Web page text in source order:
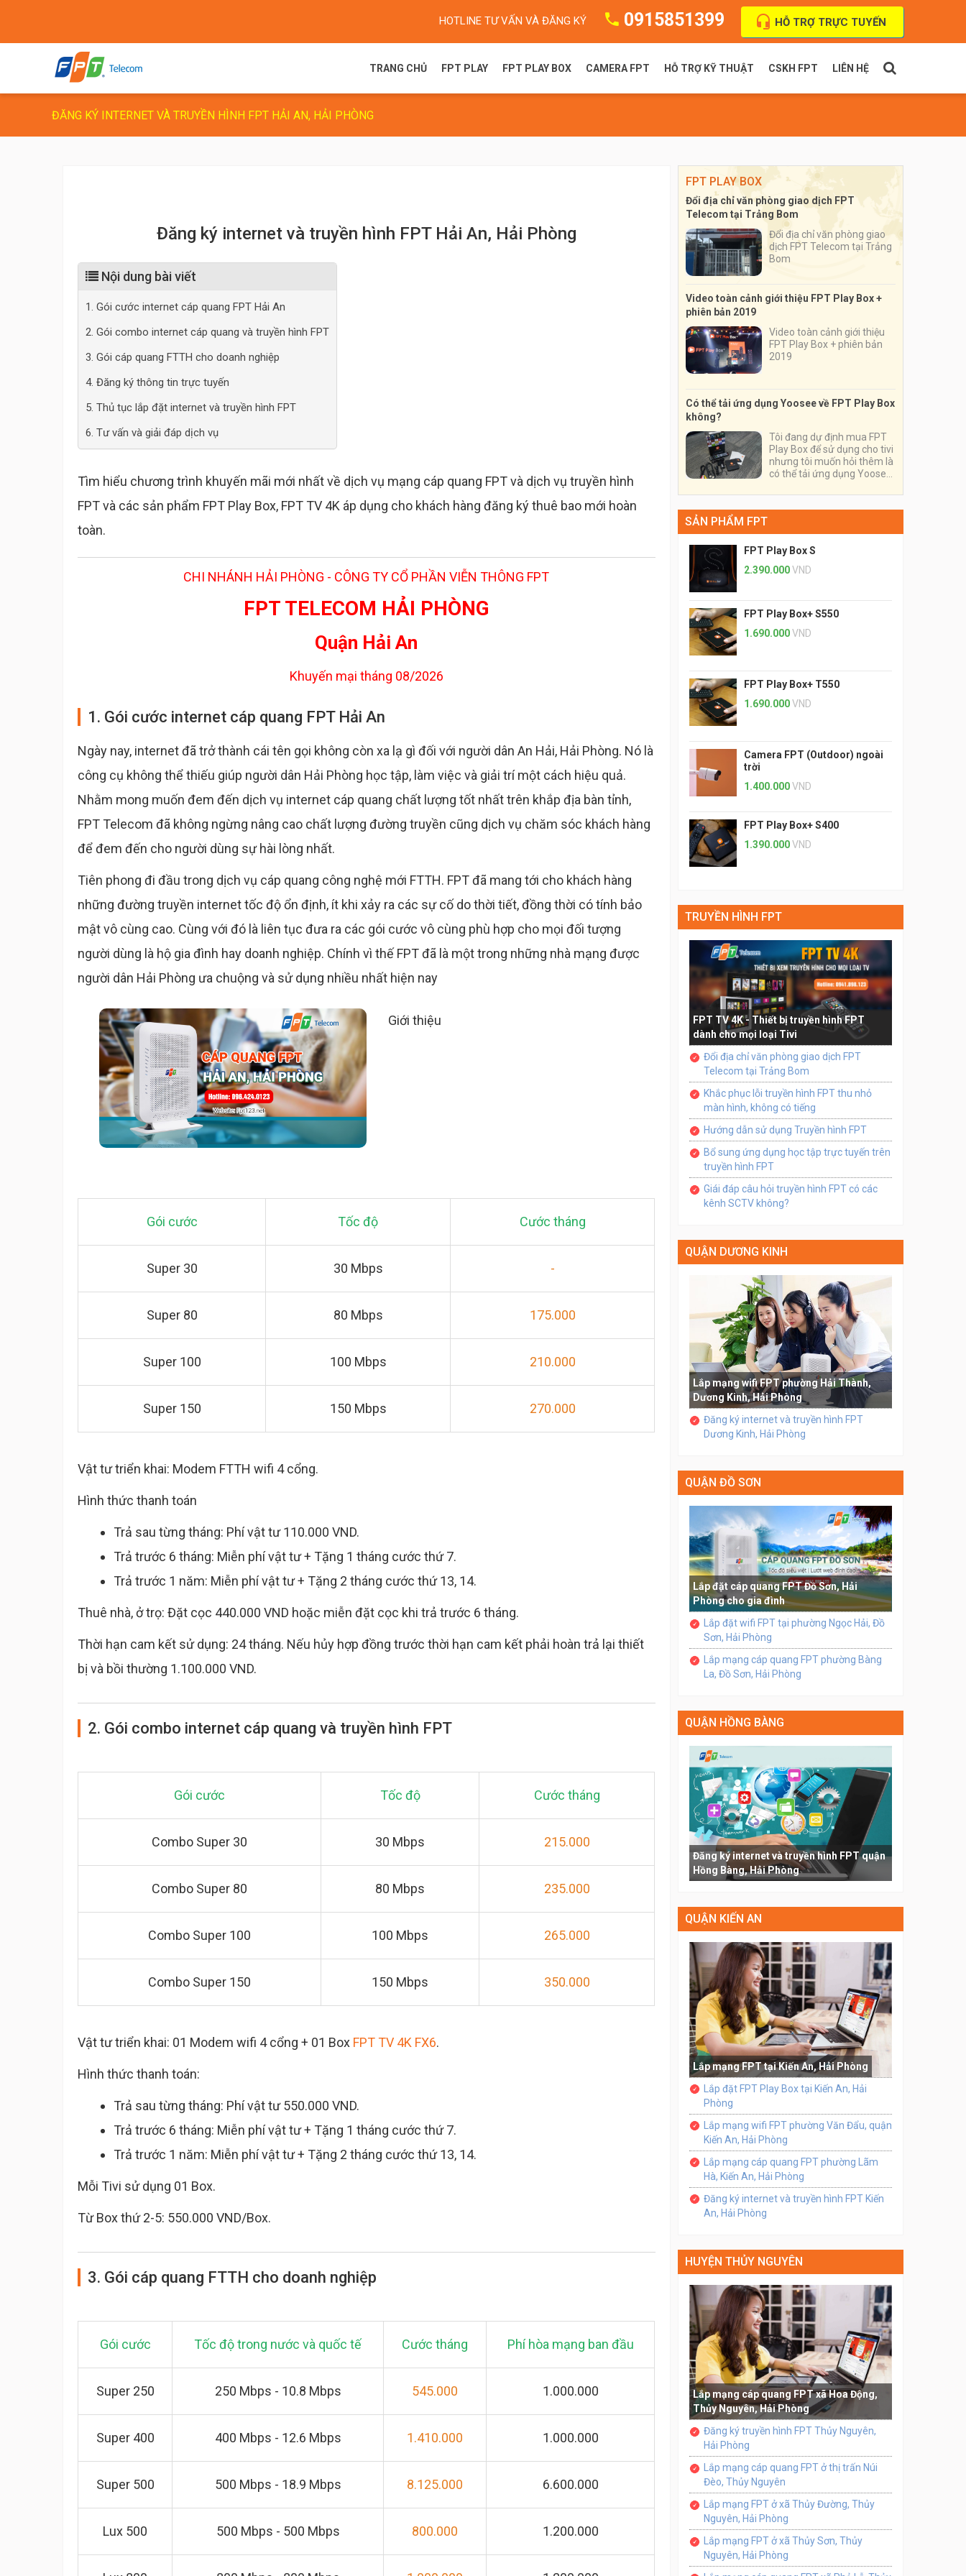
HOTLINE TƯ VẤN VÀ ĐĂNG KÝ 0915851399 HỖ TRỢ TRỰC TUYẾN
TRANG CHỦ FPT PLAY FPT PLAY BOX CAMERA FPT HỖ TRỢ KỸ THUẬT CSKH FPT LIÊN HỆ
ĐĂNG KÝ INTERNET VÀ TRUYỀN HÌNH FPT HẢI AN, HẢI PHÒNG
Đăng ký internet và truyền hình FPT Hải An, Hải Phòng
Nội dung bài viết
1. Gói cước internet cáp quang FPT Hải An
2. Gói combo internet cáp quang và truyền hình FPT
3. Gói cáp quang FTTH cho doanh nghiệp
4. Đăng ký thông tin trực tuyến
5. Thủ tục lắp đặt internet và truyền hình FPT
6. Tư vấn và giải đáp dịch vụ
Tìm hiểu chương trình khuyến mãi mới nhất về dịch vụ mạng cáp quang FPT và dịch vụ truyền hình
FPT và các sản phẩm FPT Play Box, FPT TV 4K áp dụng cho khách hàng đăng ký thuê bao mới hoàn
toàn.
CHI NHÁNH HẢI PHÒNG - CÔNG TY CỔ PHẦN VIỄN THÔNG FPT
FPT TELECOM HẢI PHÒNG
Quận Hải An
Khuyến mại tháng 08/2026
1. Gói cước internet cáp quang FPT Hải An
Ngày nay, internet đã trở thành cái tên gọi không còn xa lạ gì đối với người dân An Hải, Hải Phòng. Nó là
công cụ không thể thiếu giúp người dân Hải Phòng học tập, làm việc và giải trí một cách hiệu quả.
Nhằm mong muốn đem đến dịch vụ internet cáp quang chất lượng tốt nhất trên khắp địa bàn tỉnh,
FPT Telecom đã không ngừng nâng cao chất lượng đường truyền cũng dịch vụ chăm sóc khách hàng
để đem đến cho người dùng sự hài lòng nhất.
Tiên phong đi đầu trong dịch vụ cáp quang công nghệ mới FTTH. FPT đã mang tới cho khách hàng
những đường truyền internet tốc độ ổn định, ít khi xảy ra các sự cố do thời tiết, đồng thời có tính bảo
mật vô cùng cao. Cùng với đó là liên tục đưa ra các gói cước vô cùng phù hợp cho mọi đối tượng
người dùng là hộ gia đình hay doanh nghiệp. Chính vì thế FPT đã là một trong những nhà mạng được
người dân Hải Phòng ưa chuộng và sử dụng nhiều nhất hiện nay
Giới thiệu
Gói cước Tốc độ Cước tháng
Super 30 30 Mbps -
Super 80 80 Mbps 175.000
Super 100 100 Mbps 210.000
Super 150 150 Mbps 270.000
Vật tư triển khai: Modem FTTH wifi 4 cổng.
Hình thức thanh toán
Trả sau từng tháng: Phí vật tư 110.000 VND.
Trả trước 6 tháng: Miễn phí vật tư + Tặng 1 tháng cước thứ 7.
Trả trước 1 năm: Miễn phí vật tư + Tặng 2 tháng cước thứ 13, 14.
Thuê nhà, ở trọ: Đặt cọc 440.000 VND hoặc miễn đặt cọc khi trả trước 6 tháng.
Thời hạn cam kết sử dụng: 24 tháng. Nếu hủy hợp đồng trước thời hạn cam kết phải hoàn trả lại thiết
bị và bồi thường 1.100.000 VND.
2. Gói combo internet cáp quang và truyền hình FPT
Gói cước Tốc độ Cước tháng
Combo Super 30 30 Mbps 215.000
Combo Super 80 80 Mbps 235.000
Combo Super 100 100 Mbps 265.000
Combo Super 150 150 Mbps 350.000
Vật tư triển khai: 01 Modem wifi 4 cổng + 01 Box FPT TV 4K FX6.
Hình thức thanh toán:
Trả sau từng tháng: Phí vật tư 550.000 VND.
Trả trước 6 tháng: Miễn phí vật tư + Tặng 1 tháng cước thứ 7.
Trả trước 1 năm: Miễn phí vật tư + Tặng 2 tháng cước thứ 13, 14.
Mỗi Tivi sử dụng 01 Box.
Từ Box thứ 2-5: 550.000 VND/Box.
3. Gói cáp quang FTTH cho doanh nghiệp
Gói cước Tốc độ trong nước và quốc tế Cước tháng Phí hòa mạng ban đầu
Super 250 250 Mbps - 10.8 Mbps 545.000 1.000.000
Super 400 400 Mbps - 12.6 Mbps 1.410.000 1.000.000
Super 500 500 Mbps - 18.9 Mbps 8.125.000 6.600.000
Lux 500 500 Mbps - 500 Mbps 800.000 1.200.000
FPT PLAY BOX
Đổi địa chỉ văn phòng giao dịch FPT
Telecom tại Trảng Bom
Đổi địa chỉ văn phòng giao
dịch FPT Telecom tại Trảng
Bom
Video toàn cảnh giới thiệu FPT Play Box +
phiên bản 2019
Video toàn cảnh giới thiệu
FPT Play Box + phiên bản
2019
Có thể tải ứng dụng Yoosee về FPT Play Box
không?
Tôi đang dự định mua FPT
Play Box để sử dụng cho tivi
nhưng tôi muốn hỏi thêm là
có thể tải ứng dụng Yoosee
trên thiết bị này được
không?
SẢN PHẨM FPT
FPT Play Box S
2.390.000VND
FPT Play Box+ S550
1.690.000VND
FPT Play Box+ T550
1.690.000VND
Camera FPT (Outdoor) ngoài
trời
1.400.000VND
FPT Play Box+ S400
1.390.000VND
TRUYỀN HÌNH FPT
FPT TV 4K - Thiết bị truyền hình FPT
dành cho mọi loại Tivi
Đổi địa chỉ văn phòng giao dịch FPT
Telecom tại Trảng Bom
Khắc phục lỗi truyền hình FPT thu nhỏ
màn hình, không có tiếng
Hướng dẫn sử dụng Truyền hình FPT
Bổ sung ứng dụng học tập trực tuyến trên
truyền hình FPT
Giái đáp câu hỏi truyền hình FPT có các
kênh SCTV không?
QUẬN DƯƠNG KINH
Lắp mạng wifi FPT phường Hải Thành,
Dương Kinh, Hải Phòng
Đăng ký internet và truyền hình FPT
Dương Kinh, Hải Phòng
QUẬN ĐỒ SƠN
Lắp đặt cáp quang FPT Đồ Sơn, Hải
Phòng cho gia đình
Lắp đặt wifi FPT tại phường Ngọc Hải, Đồ
Sơn, Hải Phòng
Lắp mạng cáp quang FPT phường Bàng
La, Đồ Sơn, Hải Phòng
QUẬN HỒNG BÀNG
Đăng ký internet và truyền hình FPT quận
Hồng Bàng, Hải Phòng
QUẬN KIẾN AN
Lắp mạng FPT tại Kiến An, Hải Phòng
Lắp đặt FPT Play Box tại Kiến An, Hải
Phòng
Lắp mạng wifi FPT phường Văn Đẩu, quận
Kiến An, Hải Phòng
Lắp mạng cáp quang FPT phường Lãm
Hà, Kiến An, Hải Phòng
Đăng ký internet và truyền hình FPT Kiến
An, Hải Phòng
HUYỆN THỦY NGUYÊN
Lắp mạng cáp quang FPT xã Hoa Động,
Thủy Nguyên, Hải Phòng
Đăng ký truyền hình FPT Thủy Nguyên,
Hải Phòng
Lắp mạng cáp quang FPT ở thị trấn Núi
Đèo, Thủy Nguyên
Lắp mạng FPT ở xã Thủy Đường, Thủy
Nguyên, Hải Phòng
Lắp mạng FPT ở xã Thủy Sơn, Thủy
Nguyên, Hải Phòng